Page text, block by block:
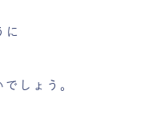
に
しょう。